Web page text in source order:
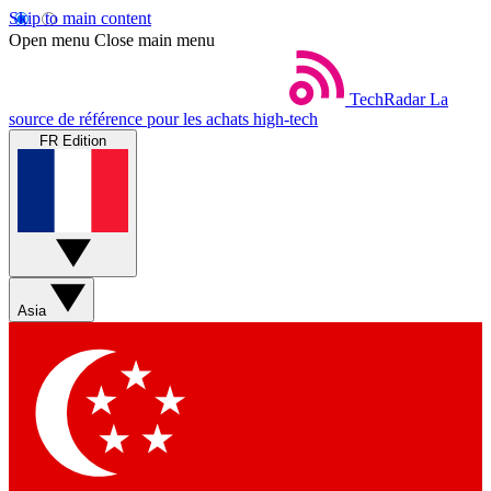
Skip to main content
Open menu Close main menu
TechRadar La
source de référence pour les achats high-tech
FR Edition
Asia